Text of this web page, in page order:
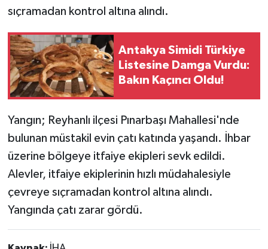
sıçramadan kontrol altına alındı.
Antakya Simidi Türkiye
Listesine Damga Vurdu:
Bakın Kaçıncı Oldu!
Yangın; Reyhanlı ilçesi Pınarbaşı Mahallesi'nde
bulunan müstakil evin çatı katında yaşandı. İhbar
üzerine bölgeye itfaiye ekipleri sevk edildi.
Alevler, itfaiye ekiplerinin hızlı müdahalesiyle
çevreye sıçramadan kontrol altına alındı.
Yangında çatı zarar gördü.